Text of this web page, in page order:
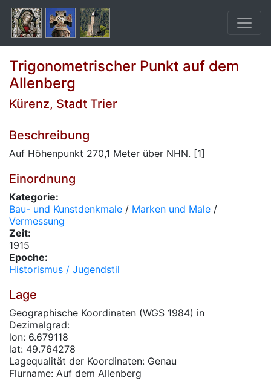
Trigonometrischer Punkt auf dem
Allenberg
Kürenz, Stadt Trier
Beschreibung
Auf Höhenpunkt 270,1 Meter über NHN. [1]
Einordnung
Kategorie:
Bau- und Kunstdenkmale / Marken und Male /
Vermessung
Zeit:
1915
Epoche:
Historismus / Jugendstil
Lage
Geographische Koordinaten (WGS 1984) in
Dezimalgrad:
lon: 6.679118
lat: 49.764278
Lagequalität der Koordinaten: Genau
Flurname: Auf dem Allenberg